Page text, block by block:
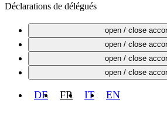
Déclarations de délégués
Ce qui me motive à occuper le poste
open / close
Ce qui me plaît dans la fonction de
open / close
Mon engagement en tant que
open / close
open / close
DE FR IT EN